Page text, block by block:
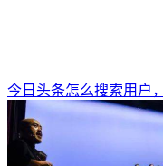
今日头条怎么搜索用户